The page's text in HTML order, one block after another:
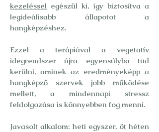
kezeléssel egészül ki, így biztosítva a
legideálisabb állapotot a
hangképzéshez.
Ezzel a terápiával a vegetatív
idegrendszer újra egyensúlyba tud
kerülni, aminek az eredményeképp a
hangképző szervek jobb működése
mellett, a mindennapi stressz
feldolgozása is könnyebben fog menni.
Javasolt alkalom: heti egyszer, öt héten